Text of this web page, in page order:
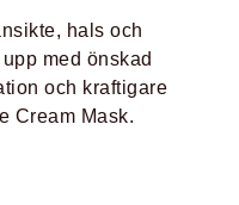
hals och
med önskad
och kraftigare
Cream Mask.